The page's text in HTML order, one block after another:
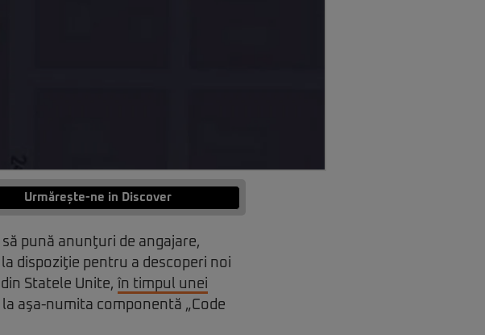
Urmărește-ne in Discover
pună anunţuri de angajare,
dispoziţie pentru a descoperi noi
Statele Unite, în timpul unei
aşa-numita componentă „Code